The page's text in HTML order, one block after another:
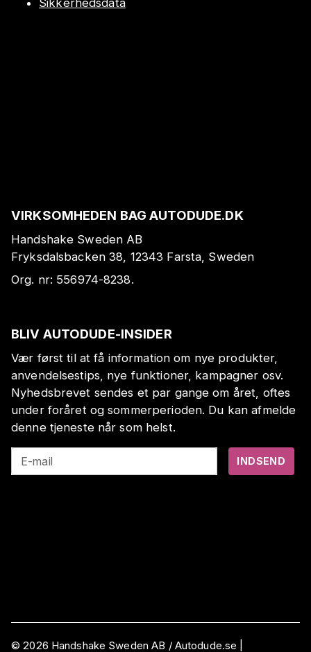
Sikkerhedsdata
VIRKSOMHEDEN BAG AUTODUDE.DK
Handshake Sweden AB
Fryksdalsbacken 38, 12343 Farsta, Sweden
Org. nr: 556974-8238.
BLIV AUTODUDE-INSIDER
Vær først til at få information om nye produkter,
anvendelsestips, nye funktioner, kampagner osv.
Nyhedsbrevet sendes et par gange om året, oftes
under foråret og sommerperioden. Du kan afmelde
denne tjeneste når som helst.
E-mail INDSEND
©2026 Handshake Sweden AB / Autodude.se |